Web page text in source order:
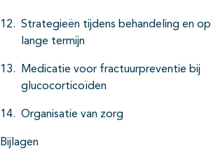
Strategieën tijdens behandeling en op
lange termijn
Medicatie voor fractuurpreventie bij
glucocorticoïden
Organisatie van zorg
Bijlagen